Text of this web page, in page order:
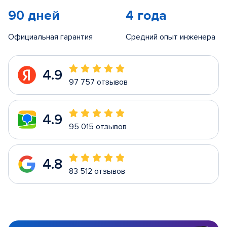
90 дней
Официальная гарантия
4 года
Средний опыт инженера
4.9 97 757 отзывов
4.9 95 015 отзывов
4.8 83 512 отзывов